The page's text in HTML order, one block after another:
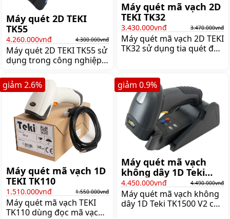
Máy quét 2D TEKI
TK55
4.260.000vnđ 4.300.000vnđ
Máy quét 2D TEKI TK55 sử
dụng trong công nghiệp.
300scan/s nhanh chóng
và thuận tiện,
Giá:4.300.000 đ
Máy quét mã vạch 2D
TEKI TK32
3.430.000vnđ 3.470.000vnđ
Máy quét mã vạch 2D TEKI
TK32 sử dụng tia quét đèn
khả năng quét mã vạch
thẻ BHYT nhanh nhất,
Giá:3.470.000 đ
Máy quét mã vạch 1D
TEKI TK110
1.510.000vnđ 1.550.000vnđ
Máy quét mã vạch TEKI
TK110 dùng đọc mã vạch
giảm 2.6%
Máy quét mã vạch
không dây 1D Teki
TK1500 V2 (2.4 Ghz +
Bluetooth)
4.450.000vnđ 4.490.000vnđ
Máy quét mã vạch không
dây 1D Teki TK1500 V2 có
giảm 0.9%